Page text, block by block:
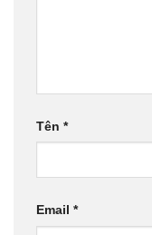
Tên *
Email *